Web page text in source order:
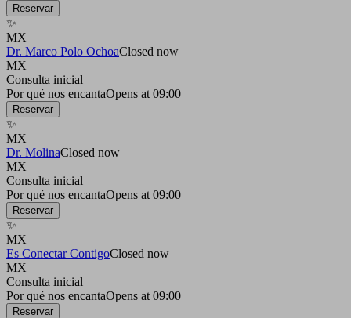
Reservar
✨
MX
Dr. Marco Polo OchoaClosed now
MX
Consulta inicial
Por qué nos encantaOpens at 09:00
Reservar
✨
MX
Dr. MolinaClosed now
MX
Consulta inicial
Por qué nos encantaOpens at 09:00
Reservar
✨
MX
Es Conectar ContigoClosed now
MX
Consulta inicial
Por qué nos encantaOpens at 09:00
Reservar